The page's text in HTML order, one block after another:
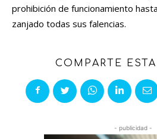
prohibición de funcionamiento
zanjado todas sus falencias.
COMPARTE
- publicidad -